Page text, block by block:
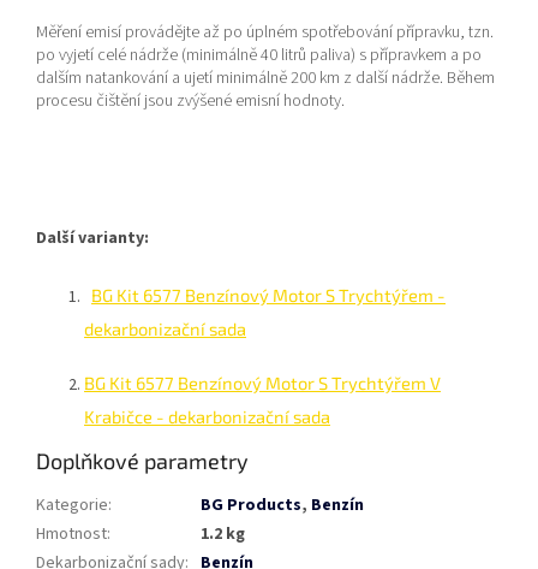
Měření emisí provádějte až po úplném spotřebování přípravku, tzn.
po vyjetí celé nádrže (minimálně 40 litrů paliva) s přípravkem a po
dalším natankování a ujetí minimálně 200 km z další nádrže. Během
procesu čištění jsou zvýšené emisní hodnoty.
Další varianty:
BG Kit 6577 Benzínový Motor S Trychtýřem -
dekarbonizační sada
BG Kit 6577 Benzínový Motor S Trychtýřem V
Krabičce - dekarbonizační sada
Doplňkové parametry
Kategorie: BG Products, Benzín
Hmotnost:
1.2 kg
Dekarbonizační sady: Benzín